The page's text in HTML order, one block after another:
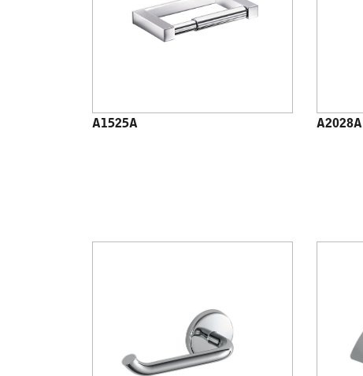
A1525A A2028A